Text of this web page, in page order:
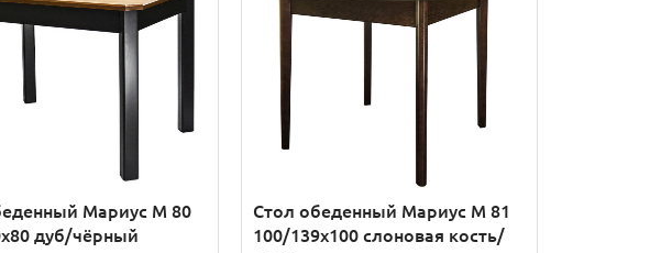
Мариус М 80
дуб/чёрный
Стол обеденный Мариус М 81
100/139х100 слоновая кость/